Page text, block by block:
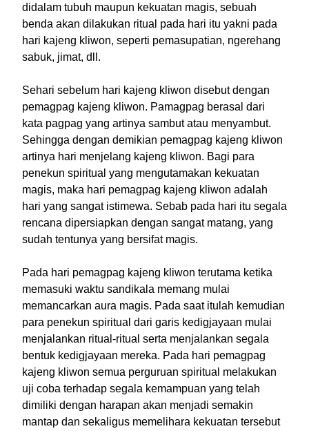
didalam tubuh maupun kekuatan magis, sebuah
benda akan dilakukan ritual pada hari itu yakni pada
hari kajeng kliwon, seperti pemasupatian, ngerehang
sabuk, jimat, dll.
Sehari sebelum hari kajeng kliwon disebut dengan
pemagpag kajeng kliwon. Pamagpag berasal dari
kata pagpag yang artinya sambut atau menyambut.
Sehingga dengan demikian pemagpag kajeng kliwon
artinya hari menjelang kajeng kliwon. Bagi para
penekun spiritual yang mengutamakan kekuatan
magis, maka hari pemagpag kajeng kliwon adalah
hari yang sangat istimewa. Sebab pada hari itu segala
rencana dipersiapkan dengan sangat matang, yang
sudah tentunya yang bersifat magis.
Pada hari pemagpag kajeng kliwon terutama ketika
memasuki waktu sandikala memang mulai
memancarkan aura magis. Pada saat itulah kemudian
para penekun spiritual dari garis kedigjayaan mulai
menjalankan ritual-ritual serta menjalankan segala
bentuk kedigjayaan mereka. Pada hari pemagpag
kajeng kliwon semua perguruan spiritual melakukan
uji coba terhadap segala kemampuan yang telah
dimiliki dengan harapan akan menjadi semakin
mantap dan sekaligus memelihara kekuatan tersebut